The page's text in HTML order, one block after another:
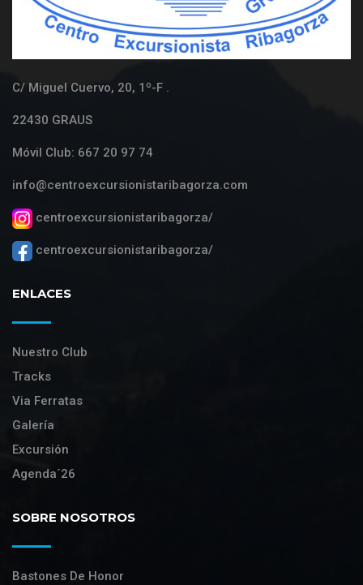
C/ Miguel Cuervo, 20, 1º-F .
22430 GRAUS
Móvil Club: 667 20 97 74
info@centroexcursionistaribagorza.com
centroexcursionistaribagorza/
centroexcursionistaribagorza/
ENLACES
Nuestro Club
Tracks
Via Ferratas
Galería
Excursión
Agenda´26
SOBRE NOSOTROS
Bastones De Honor